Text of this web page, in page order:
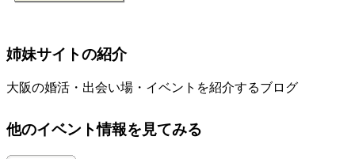
姉妹サイトの紹介
大阪の婚活・出会い場・イベントを紹介するブログ
他のイベント情報を見てみる